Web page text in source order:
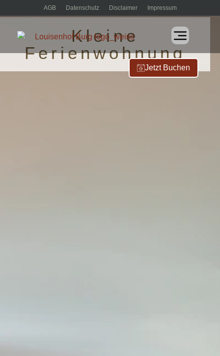
AGB Datenschutz Disclaimer Impressum
Jetzt Buchen
Kleine
Ferienwohnung